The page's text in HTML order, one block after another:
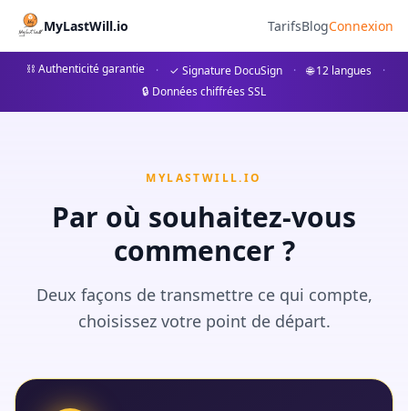
MyLastWill.io TarifsBlogConnexion
⛓ Authenticité garantie · ✓ Signature DocuSign · 🌐 12 langues
·
🔒 Données chiffrées SSL
MYLASTWILL.IO
Par où souhaitez-vous
commencer ?
Deux façons de transmettre ce qui compte,
choisissez votre point de départ.
Auto ummelden im Erbfall:
Erfahren Sie, wie Sie ein Fahrzeug im Erbfall